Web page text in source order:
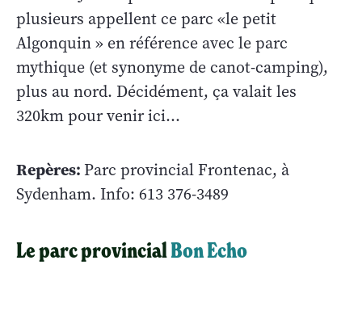
plusieurs appellent ce parc «le petit
Algonquin » en référence avec le parc
mythique (et synonyme de canot-camping),
plus au nord. Décidément, ça valait les
320km pour venir ici…
Repères: Parc provincial Frontenac, à
Sydenham. Info: 613 376-3489
Le parc provincialBon Echo